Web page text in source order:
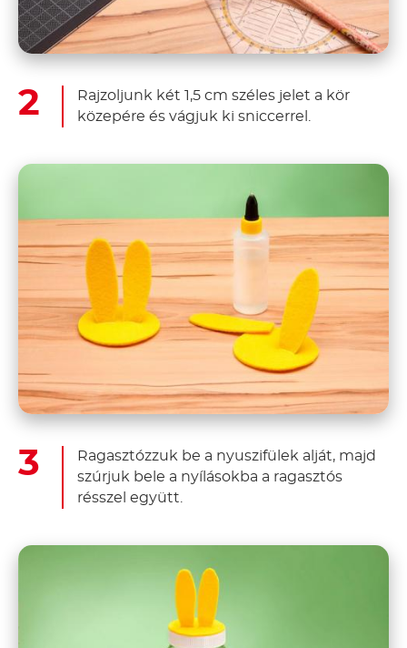
Rajzoljunk két 1,5 cm széles jelet a kör
közepére és vágjuk ki sniccerrel.
Ragasztózzuk be a nyuszifülek alját, majd
szúrjuk bele a nyílásokba a ragasztós
résszel együtt.